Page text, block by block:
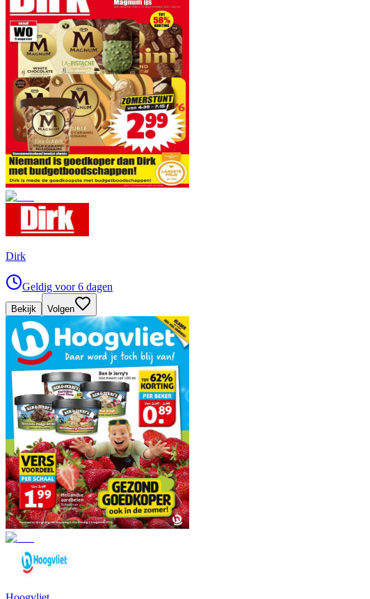
Dirk
Geldig voor 6 dagen
Bekijk Volgen